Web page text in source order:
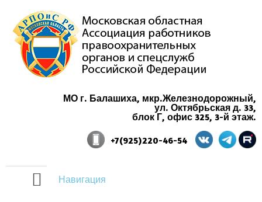
МО г. Балашиха, мкр.Железнодорожный,
ул. Октябрьская д. 33,
блок Г, офис 325, 3-й этаж.
+7(925)220-46-54
Навигация